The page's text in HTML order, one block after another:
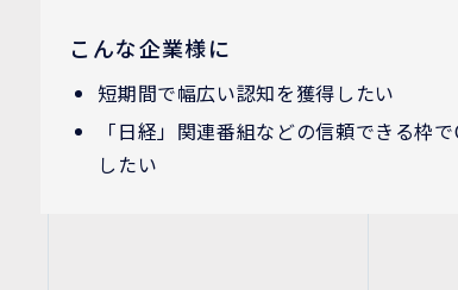
こんな企業様に
短期間で幅広い認知を獲得したい
「日経」関連番組などの信頼できる枠
したい